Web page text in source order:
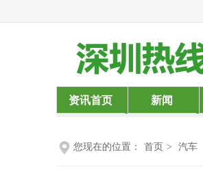
资讯首页 新闻
您现在的位置： 首页 > 汽车